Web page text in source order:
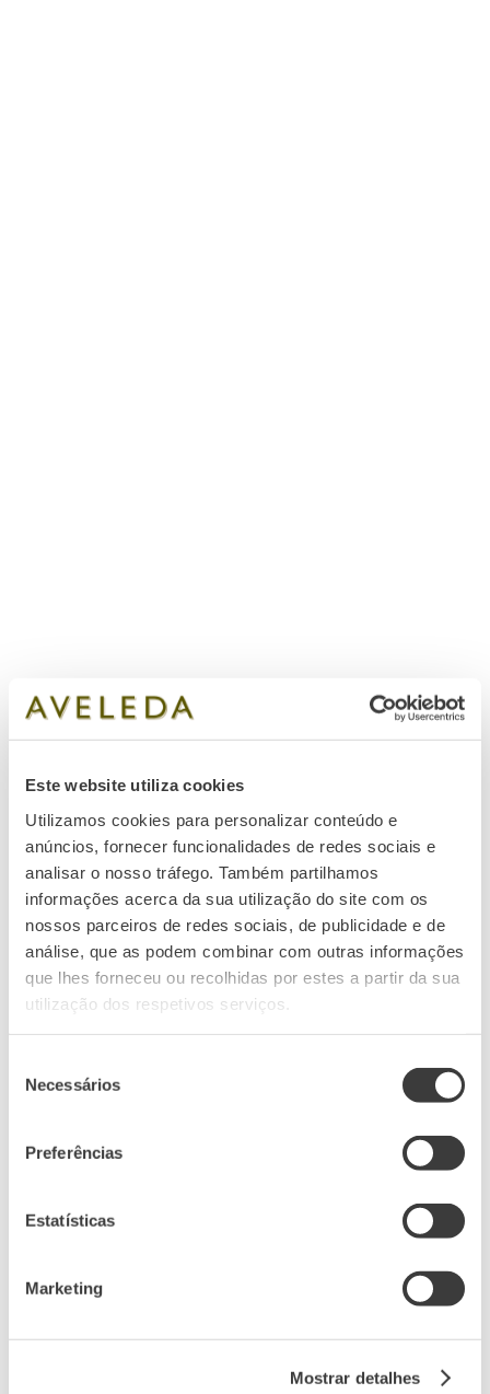
Este website utiliza cookies
Utilizamos cookies para personalizar conteúdo e
anúncios, fornecer funcionalidades de redes sociais e
analisar o nosso tráfego. Também partilhamos
informações acerca da sua utilização do site com os
nossos parceiros de redes sociais, de publicidade e de
análise, que as podem combinar com outras informações
que lhes forneceu ou recolhidas por estes a partir da sua
utilização dos respetivos serviços.
Necessários
Preferências
Estatísticas
Marketing
Mostrar detalhes